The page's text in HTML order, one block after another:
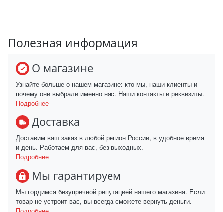
Полезная информация
О магазине
Узнайте больше о нашем магазине: кто мы, наши клиенты и
почему они выбрали именно нас. Наши контакты и реквизиты.
Подробнее
Доставка
Доставим ваш заказ в любой регион России, в удобное время
и день. Работаем для вас, без выходных.
Подробнее
Мы гарантируем
Мы гордимся безупречной репутацией нашего магазина. Если
товар не устроит вас, вы всегда сможете вернуть деньги.